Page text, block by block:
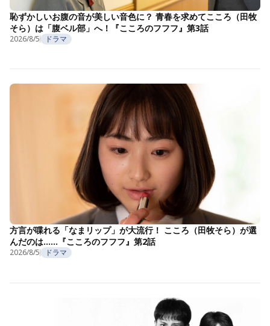
恥ずかしいお腹の音が美しい音色に？ 青春を求めてこころ（田牧
そら）は「腹ベル部」へ！『こころのフフフ』第3話
2026/8/5 ドラマ
方言が喋れる「なまリップ」が大流行！ こころ（田牧そら）が選
んだのは……『こころのフフフ』第2話
2026/8/5 ドラマ